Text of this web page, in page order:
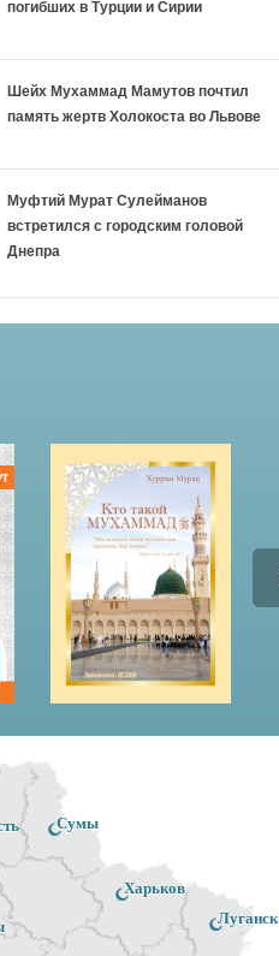
погибших в Турции и Сирии
Шейх Мухаммад Мамутов почтил
память жертв Холокоста во Львове
Муфтий Мурат Сулейманов
встретился с городским головой
Днепра
Сумы
Луганск
Харьков